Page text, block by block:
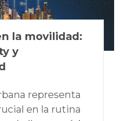
la movilidad:
y
representa
en la rutina